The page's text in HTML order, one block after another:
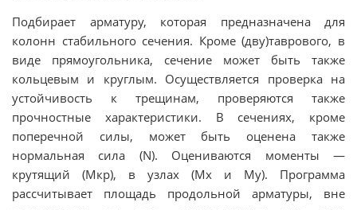
Подбирает арматуру, которая предназначена для
колонн стабильного сечения. Кроме (дву)таврового, в
виде прямоугольника, сечение может быть также
кольцевым и круглым. Осуществляется проверка на
устойчивость к трещинам, проверяются также
прочностные характеристики. В сечениях, кроме
поперечной силы, может быть оценена также
нормальная сила (N). Оцениваются моменты —
крутящий (Мкр), в узлах (Мx и Мy). Программа
рассчитывает площадь продольной арматуры, вне